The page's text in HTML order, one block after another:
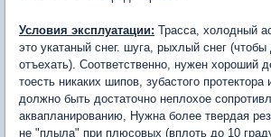
Условия эксплуатации: Трасса, холодный
это укатаный снег. шуга, рыхлый снег
отъехать). Соответственно, нужен хороший
тоесть никаких шипов, зубастого
должно быть достаточно неплохое
аквапланированию, Нужна более твердая
не "плыла" при плюсовых (вплоть до 10